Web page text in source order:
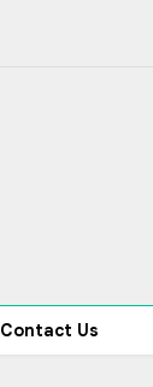
Contact Us